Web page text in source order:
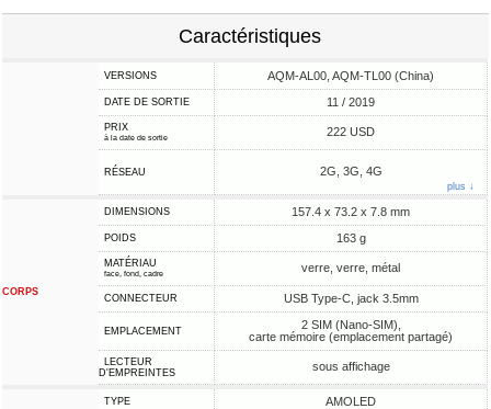
Caractéristiques
VERSIONS AQM-AL00, AQM-TL00 (China)
DATE DE SORTIE 11 / 2019
PRIX
à la date de sortie 222 USD
RÉSEAU 2G, 3G, 4G
plus ↓
CORPS
DIMENSIONS 157.4 x 73.2 x 7.8 mm
POIDS 163 g
MATÉRIAU
face, fond, cadre verre, verre, métal
CONNECTEUR USB Type-C, jack 3.5mm
EMPLACEMENT
2 SIM (Nano-SIM),
carte mémoire (emplacement partagé)
LECTEUR
D'EMPREINTES
sous affichage
TYPE AMOLED